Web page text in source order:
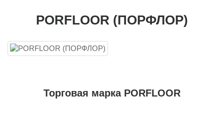
PORFLOOR (ПОРФЛОР)
Торговая марка PORFLOOR